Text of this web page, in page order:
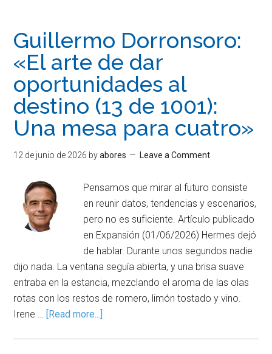
Guillermo Dorronsoro:
«El arte de dar
oportunidades al
destino (13 de 1001):
Una mesa para cuatro»
12 de junio de 2026 byabores Leave a Comment
Pensamos que mirar al futuro consiste
en reunir datos, tendencias y escenarios,
pero no es suficiente. Artículo publicado
en Expansión (01/06/2026) Hermes dejó
de hablar. Durante unos segundos nadie
dijo nada. La ventana seguía abierta, y una brisa suave
entraba en la estancia, mezclando el aroma de las olas
rotas con los restos de romero, limón tostado y vino.
Irene … [Read more...]